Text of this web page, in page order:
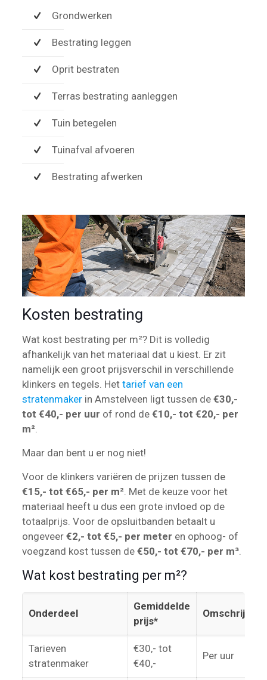
Grondwerken
Bestrating leggen
Oprit bestraten
Terras bestrating aanleggen
Tuin betegelen
Tuinafval afvoeren
Bestrating afwerken
Kosten bestrating
Wat kost bestrating per m²? Dit is volledig
afhankelijk van het materiaal dat u kiest. Er zit
namelijk een groot prijsverschil in verschillende
klinkers en tegels. Het tarief van een
stratenmakerin Amstelveen ligt tussen de €30,-
tot €40,- per uur of rond de €10,- tot €20,- per
m².
Maar dan bent u er nog niet!
Voor de klinkers variëren de prijzen tussen de
€15,- tot €65,- per m². Met de keuze voor het
materiaal heeft u dus een grote invloed op de
totaalprijs. Voor de opsluitbanden betaalt u
ongeveer €2,- tot €5,- per meter en ophoog- of
voegzand kost tussen de €50,- tot €70,- per m³.
Wat kost bestrating per m²?
Onderdeel
Gemiddelde
prijs*
Omschrijving
Tarieven
stratenmaker
€30,- tot
€40,-
Per uur